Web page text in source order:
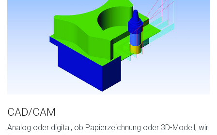
CAD/CAM
Analog oder digital, ob Papierzeichnung oder 3D-Modell, wir